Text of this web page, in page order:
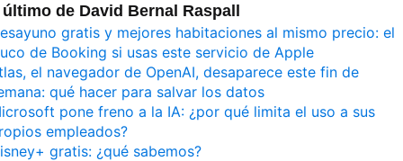
de David Bernal Raspall
gratis y mejores habitaciones al mismo precio: el
de Booking si usas este servicio de Apple
el navegador de OpenAI, desaparece este fin de
qué hacer para salvar los datos
pone freno a la IA: ¿por qué limita el uso a sus
empleados?
gratis: ¿qué sabemos?